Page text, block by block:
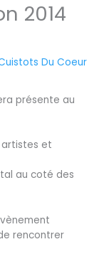
2014
Du Coeur
présente au
artistes et
au coté des
rencontrer